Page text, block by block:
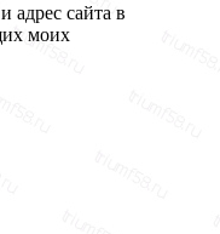
адрес сайта в
моих